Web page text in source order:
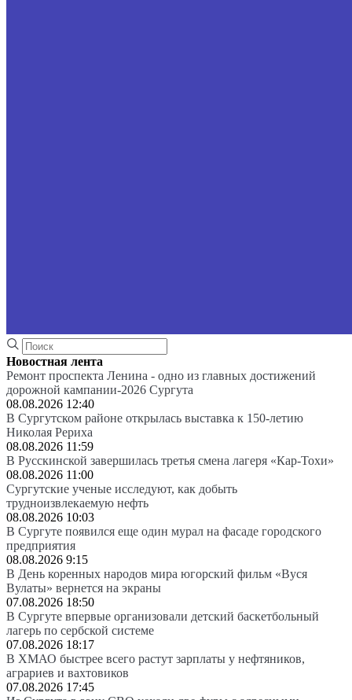
Новостная лента
Ремонт проспекта Ленина - одно из главных достижений
дорожной кампании-2026 Сургута
08.08.2026 12:40
В Сургутском районе открылась выставка к 150-летию
Николая Рериха
08.08.2026 11:59
В Русскинской завершилась третья смена лагеря «Кар-Тохи»
08.08.2026 11:00
Сургутские ученые исследуют, как добыть
трудноизвлекаемую нефть
08.08.2026 10:03
В Сургуте появился еще один мурал на фасаде городского
предприятия
08.08.2026 9:15
В День коренных народов мира югорский фильм «Вуся
Вулаты» вернется на экраны
07.08.2026 18:50
В Сургуте впервые организовали детский баскетбольный
лагерь по сербской системе
07.08.2026 18:17
В ХМАО быстрее всего растут зарплаты у нефтяников,
аграриев и вахтовиков
07.08.2026 17:45